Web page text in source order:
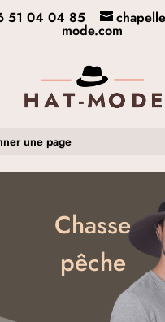
51 04 04 85
mode.com
une page
Chasse
pêche